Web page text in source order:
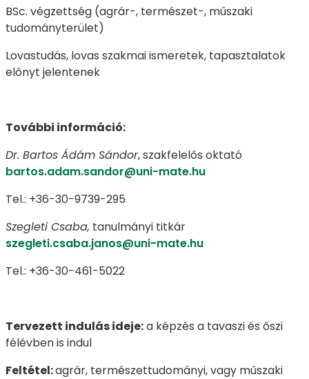
BSc. végzettség (agrár-, természet-, műszaki
tudományterület)
Lovastudás, lovas szakmai ismeretek, tapasztalatok
előnyt jelentenek
További információ:
Dr. Bartos Ádám Sándor, szakfelelős oktató
bartos.adam.sandor@uni-mate.hu
Tel.: +36-30-9739-295
Szegleti Csaba, tanulmányi titkár
szegleti.csaba.janos@uni-mate.hu
Tel.: +36-30-461-5022
Tervezett indulás ideje:a képzés a tavaszi és őszi
félévben is indul
Feltétel:agrár, természettudományi, vagy műszaki